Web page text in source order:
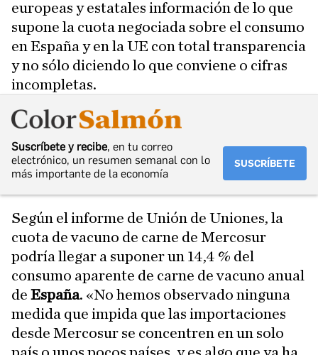
europeas y estatales información de lo que
supone la cuota negociada sobre el consumo
en España y en la UE con total transparencia
y no sólo diciendo lo que conviene o cifras
incompletas.
Suscríbete y recibe, en tu correo
electrónico, un resumen semanal con lo
más importante de la economía
SUSCRÍBETE
Según el informe de Unión de Uniones, la
cuota de vacuno de carne de Mercosur
podría llegar a suponer un 14,4 % del
consumo aparente de carne de vacuno anual
de España. «No hemos observado ninguna
medida que impida que las importaciones
desde Mercosur se concentren en un solo